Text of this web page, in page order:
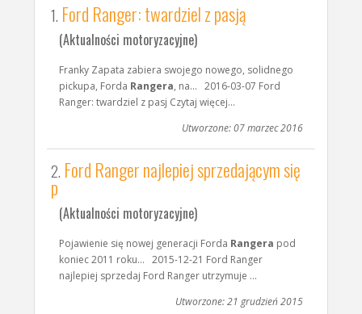
1. Ford Ranger: twardziel z pasją
(Aktualności motoryzacyjne)
Franky Zapata zabiera swojego nowego, solidnego
pickupa, Forda Rangera, na... 2016-03-07 Ford
Ranger: twardziel z pasj Czytaj więcej...
Utworzone: 07 marzec 2016
2. Ford Ranger najlepiej sprzedającym się
p
(Aktualności motoryzacyjne)
Pojawienie się nowej generacji Forda Rangera pod
koniec 2011 roku... 2015-12-21 Ford Ranger
najlepiej sprzedaj Ford Ranger utrzymuje ...
Utworzone: 21 grudzień 2015